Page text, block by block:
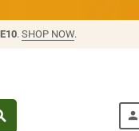
. SHOP NOW.
person